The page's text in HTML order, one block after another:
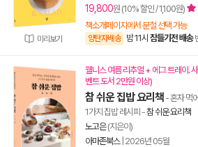
미리보기
19,800원 (10% 할인 / 1,100원)
책소개페이지에서 분철 선택 가능
양탄자배송 밤 11시 잠들기전 배송
웰니스 여름 리추얼 + 에그 트레이.
벤트 도서 2만원 이상)
참 쉬운 집밥 요리책 - 혼자 먹
1가지 집밥 레시피 -참 쉬운 요리책
노고은(지은이)
아마존북스| 2026년 05월